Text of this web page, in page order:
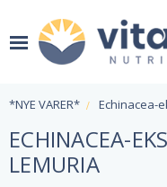
*NYE VARER* Echinacea-
ECHINACEA-
LEMURIA